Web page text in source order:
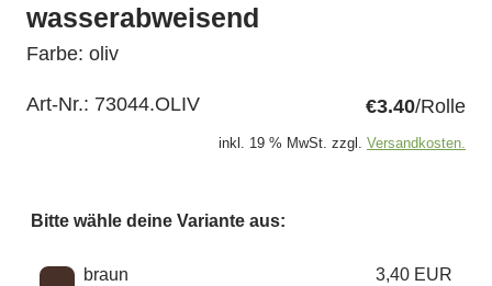
wasserabweisend
Farbe: oliv
Art-Nr.: 73044.OLIV €3.40/Rolle
inkl. 19 % MwSt. zzgl. Versandkosten.
Bitte wähle deine Variante aus:
Wähle eine Farbe
braun 3,40 EUR